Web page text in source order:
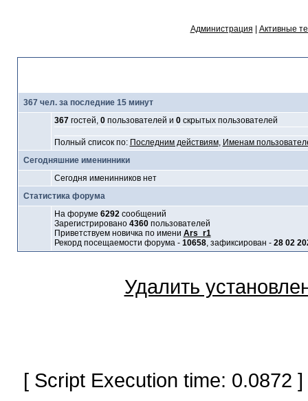
Администрация Активные
367 чел. за последние 15 минут
367гостей, 0пользователей и 0скрытых пользователей
Полный список по: Последним действиям, Именам
Сегодняшние именинники
Сегодня именинников нет
Статистика форума
На форуме 6292сообщений
Зарегистрировано 4360пользователей
Приветствуем новичка по имени Ars_r1
Рекорд посещаемости форума - 10658, зафиксирован - 28 02
Удалить
[ Script Execution time: